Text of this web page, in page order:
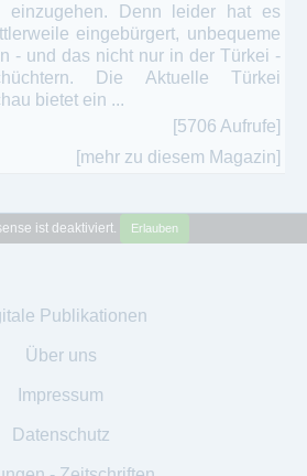
einzugehen. Denn leider hat es
eingebürgert, unbequeme
- und das nicht nur in der Türkei -
Die Aktuelle Türkei
bietet ein ...
[5706 Aufrufe]
[mehr zu diesem Magazin]
ist deaktiviert. Erlauben
Publikationen
Über uns
Impressum
Datenschutz